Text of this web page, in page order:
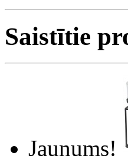
Saistītie
Jaunums!